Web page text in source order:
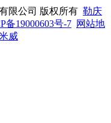
限公司 版权所有 勒庆
备19000603号-7 网站地
威